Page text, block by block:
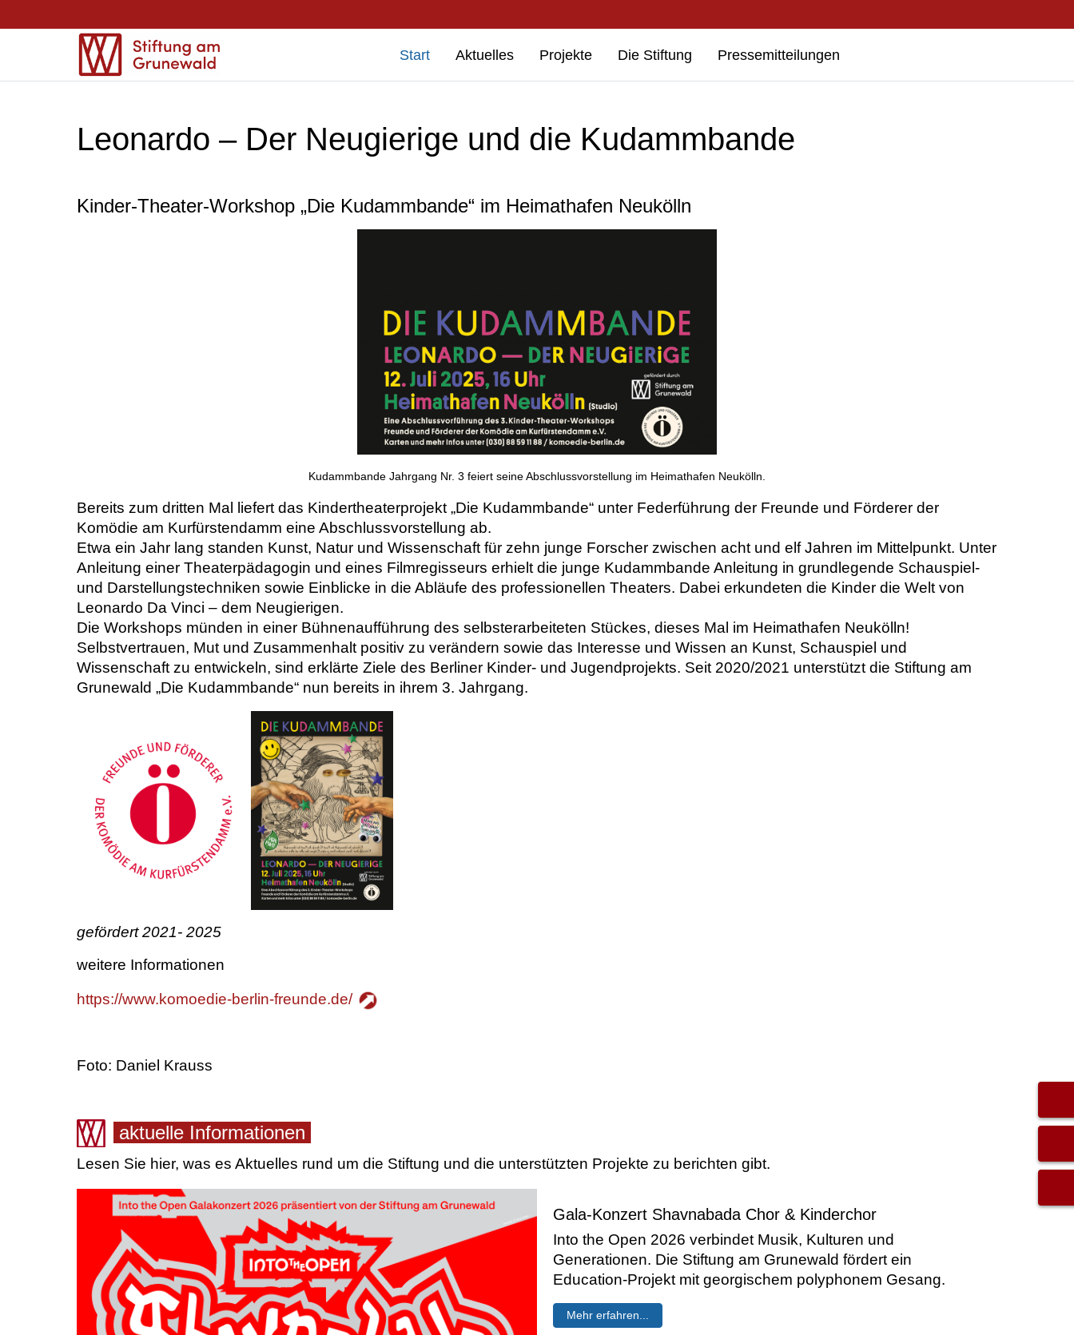
Start Aktuelles Projekte Die Stiftung Pressemitteilungen
Leonardo – Der Neugierige und die Kudammbande
Kinder-Theater-Workshop „Die Kudammbande“ im Heimathafen Neukölln
Kudammbande Jahrgang Nr. 3 feiert seine Abschlussvorstellung im Heimathafen Neukölln.
Bereits zum dritten Mal liefert das Kindertheaterprojekt „Die Kudammbande“ unter Federführung der Freunde und Förderer der
Komödie am Kurfürstendamm eine Abschlussvorstellung ab.
Etwa ein Jahr lang standen Kunst, Natur und Wissenschaft für zehn junge Forscher zwischen acht und elf Jahren im Mittelpunkt. Unter
Anleitung einer Theaterpädagogin und eines Filmregisseurs erhielt die junge Kudammbande Anleitung in grundlegende Schauspiel-
und Darstellungstechniken sowie Einblicke in die Abläufe des professionellen Theaters. Dabei erkundeten die Kinder die Welt von
Leonardo Da Vinci – dem Neugierigen.
Die Workshops münden in einer Bühnenaufführung des selbsterarbeiteten Stückes, dieses Mal im Heimathafen Neukölln!
Selbstvertrauen, Mut und Zusammenhalt positiv zu verändern sowie das Interesse und Wissen an Kunst, Schauspiel und
Wissenschaft zu entwickeln, sind erklärte Ziele des Berliner Kinder- und Jugendprojekts. Seit 2020/2021 unterstützt die Stiftung am
Grunewald „Die Kudammbande“ nun bereits in ihrem 3. Jahrgang.
gefördert 2021- 2025
weitere Informationen
https://www.komoedie-berlin-freunde.de/
Foto: Daniel Krauss
aktuelle Informationen
Lesen Sie hier, was es Aktuelles rund um die Stiftung und die unterstützten Projekte zu berichten gibt.
Gala-Konzert Shavnabada Chor & Kinderchor
Into the Open 2026 verbindet Musik, Kulturen und
Generationen. Die Stiftung am Grunewald fördert ein
Education-Projekt mit georgischem polyphonem Gesang.
Mehr erfahren...